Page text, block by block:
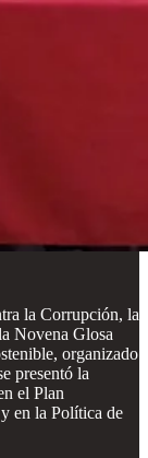
la Corrupción, la
Novena Glosa
organizado
presentó la
el Plan
en la Política de